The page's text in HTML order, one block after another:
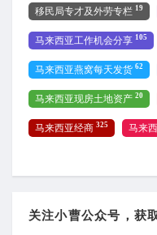
移民局专才及外劳专栏 19
马来西亚工作机会分享 105
马来西亚燕窝每天发货 62
马来西亚现房土地资产 20
马来西亚经商 325 马来
关注小曹公众号，获